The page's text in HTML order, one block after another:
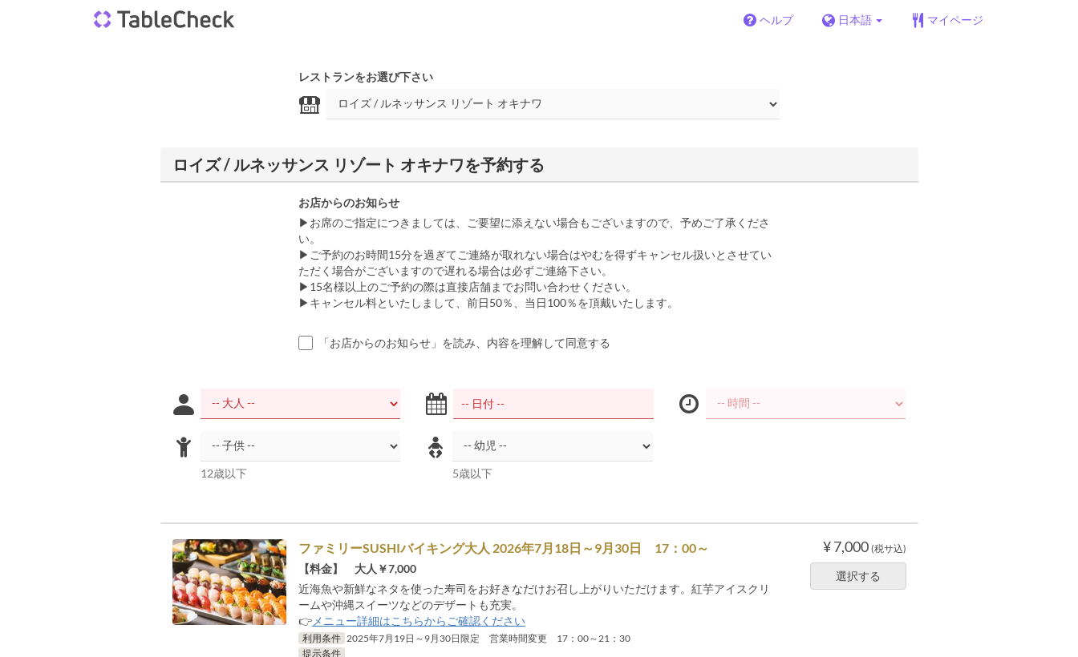
ヘルプ 日本語 マイページ
レストランをお選び下さい
ロイズ / ルネッサンス リゾート オキナワを予約する
お店からのお知らせ
▶お席のご指定につきましては、ご要望に添えない場合もございますので、予めご了承くださ
い。
▶ご予約のお時間15分を過ぎてご連絡が取れない場合はやむを得ずキャンセル扱いとさせてい
ただく場合がございますので遅れる場合は必ずご連絡下さい。
▶15名様以上のご予約の際は直接店舗までお問い合わせください。
▶キャンセル料といたしまして、前日50％、当日100％を頂戴いたします。
「お店からのお知らせ」を読み、内容を理解して同意する
12歳以下 5歳以下
¥ 7,000 (税サ込)
選択する
ファミリーSUSHIバイキング大人 2026年7月18日～9月30日 17：00～
【料金】 大人￥7,000
近海魚や新鮮なネタを使った寿司をお好きなだけお召し上がりいただけます。紅芋アイスクリ
ームや沖縄スイーツなどのデザートも充実。
👉メニュー詳細はこちらからご確認ください
利用条件 2025年7月19日～9月30日限定 営業時間変更 17：00～21：30
提示条件